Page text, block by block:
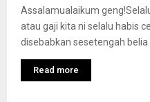
Assalamualaikum
atau gaji kita ni selalu habis
disebabkan sesetengah belia
Read more